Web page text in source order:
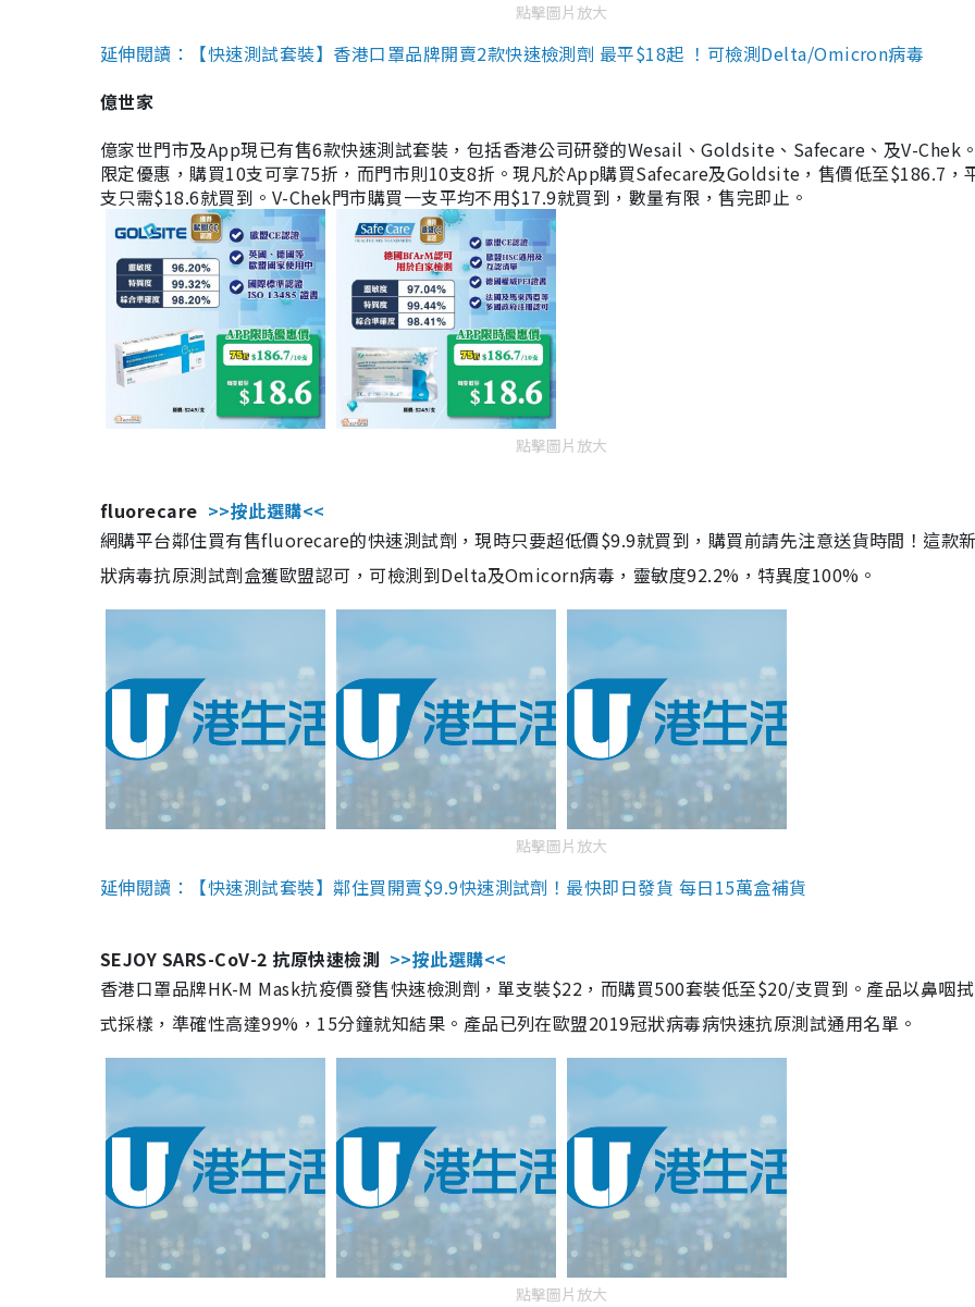
點擊圖片放大
延伸閱讀：【快速測試套裝】香港口罩品牌開賣2款快速檢測劑 最平$18起 ！可檢測Delta/Omicron病毒
億世家
億家世門市及App現已有售6款快速測試套裝，包括香港公司研發的Wesail、Goldsite、Safecare、及V-Chek
限定優惠，購買10支可享75折，而門市則10支8折。現凡於App購買Safecare及Goldsite，售價低至$186.7，
支只需$18.6就買到。V-Chek門市購買一支平均不用$17.9就買到，數量有限，售完即止。
點擊圖片放大
fluorecare >>按此選購<<
網購平台鄰住買有售fluorecare的快速測試劑，現時只要超低價$9.9就買到，購買前請先注意送貨時間！這款
狀病毒抗原測試劑盒獲歐盟認可，可檢測到Delta及Omicorn病毒，靈敏度92.2%，特異度100%。
點擊圖片放大
延伸閱讀：【快速測試套裝】鄰住買開賣$9.9快速測試劑！最快即日發貨 每日15萬盒補貨
SEJOY SARS-CoV-2 抗原快速檢測 >>按此選購<<
香港口罩品牌HK-M Mask抗疫價發售快速檢測劑，單支裝$22，而購買500套裝低至$20/支買到。產品以鼻咽
式採樣，準確性高達99%，15分鐘就知結果。產品已列在歐盟2019冠狀病毒病快速抗原測試通用名單。
點擊圖片放大